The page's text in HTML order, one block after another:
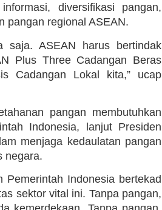
diversifikasi pangan,
pangan regional ASEAN.
saja. ASEAN harus bertindak
Plus Three Cadangan Beras
Cadangan Lokal kita,” ucap
pangan membutuhkan
Indonesia, lanjut Presiden
menjaga kedaulatan pangan
negara.
Indonesia bertekad
sektor vital ini. Tanpa pangan,